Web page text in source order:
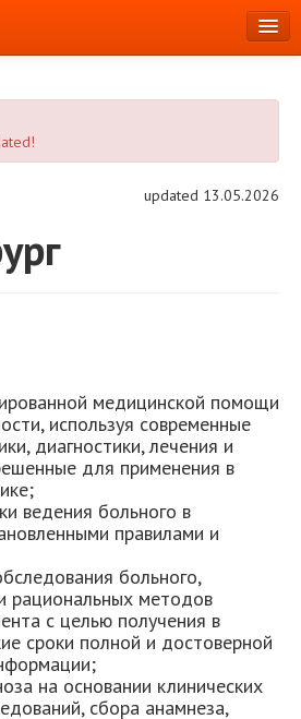
updated 13.05.2026
медицинской помощи
используя современные
диагностики, лечения и
для применения в
ведения больного в
правилами и
больного,
рациональных методов
с целью получения в
сроки полной и достоверной
на основании клинических
сбора анамнеза,